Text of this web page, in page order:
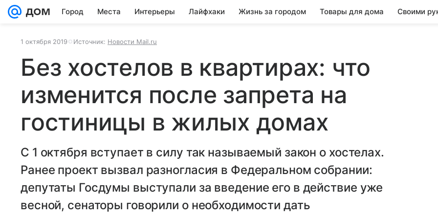
Город Места Интерьеры Лайфхаки Жизнь за городом Товары для дома Своими
1 октября 2019 Источник: Новости Mail.ru
Без хостелов в квартирах: что
изменится после запрета на
гостиницы в жилых домах
С 1 октября вступает в силу так называемый закон о хостелах.
Ранее проект вызвал разногласия в Федеральном собрании:
депутаты Госдумы выступали за введение его в действие уже
весной, сенаторы говорили о необходимости дать